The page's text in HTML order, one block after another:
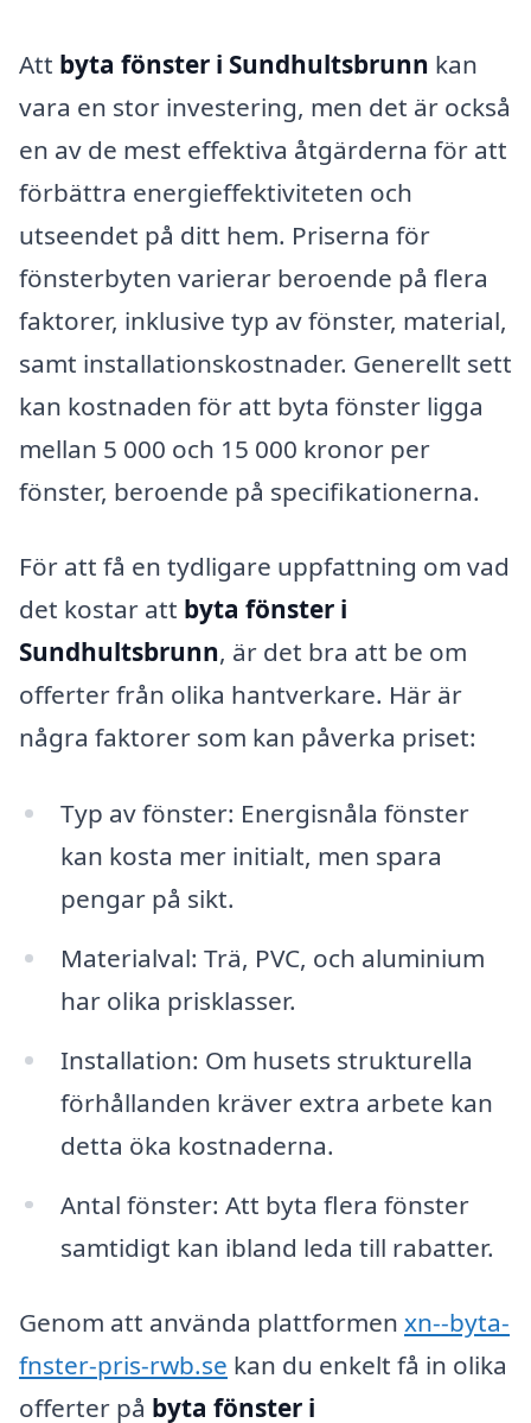
Att byta fönster i Sundhultsbrunn kan
vara en stor investering, men det är också
en av de mest effektiva åtgärderna för att
förbättra energieffektiviteten och
utseendet på ditt hem. Priserna för
fönsterbyten varierar beroende på flera
faktorer, inklusive typ av fönster, material,
samt installationskostnader. Generellt sett
kan kostnaden för att byta fönster ligga
mellan 5 000 och 15 000 kronor per
fönster, beroende på specifikationerna.
För att få en tydligare uppfattning om vad
det kostar att byta fönster i
Sundhultsbrunn, är det bra att be om
offerter från olika hantverkare. Här är
några faktorer som kan påverka priset:
Typ av fönster: Energisnåla fönster
kan kosta mer initialt, men spara
pengar på sikt.
Materialval: Trä, PVC, och aluminium
har olika prisklasser.
Installation: Om husets strukturella
förhållanden kräver extra arbete kan
detta öka kostnaderna.
Antal fönster: Att byta flera fönster
samtidigt kan ibland leda till rabatter.
Genom att använda plattformen xn--byta-
fnster-pris-rwb.se kan du enkelt få in olika
offerter på byta fönster i